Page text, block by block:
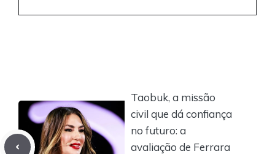
Taobuk, a missão
civil que dá confiança
no futuro: a
avaliação de Ferrara